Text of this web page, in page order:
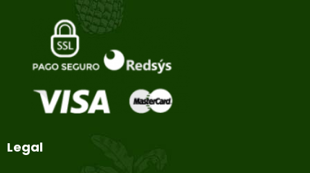
Legal